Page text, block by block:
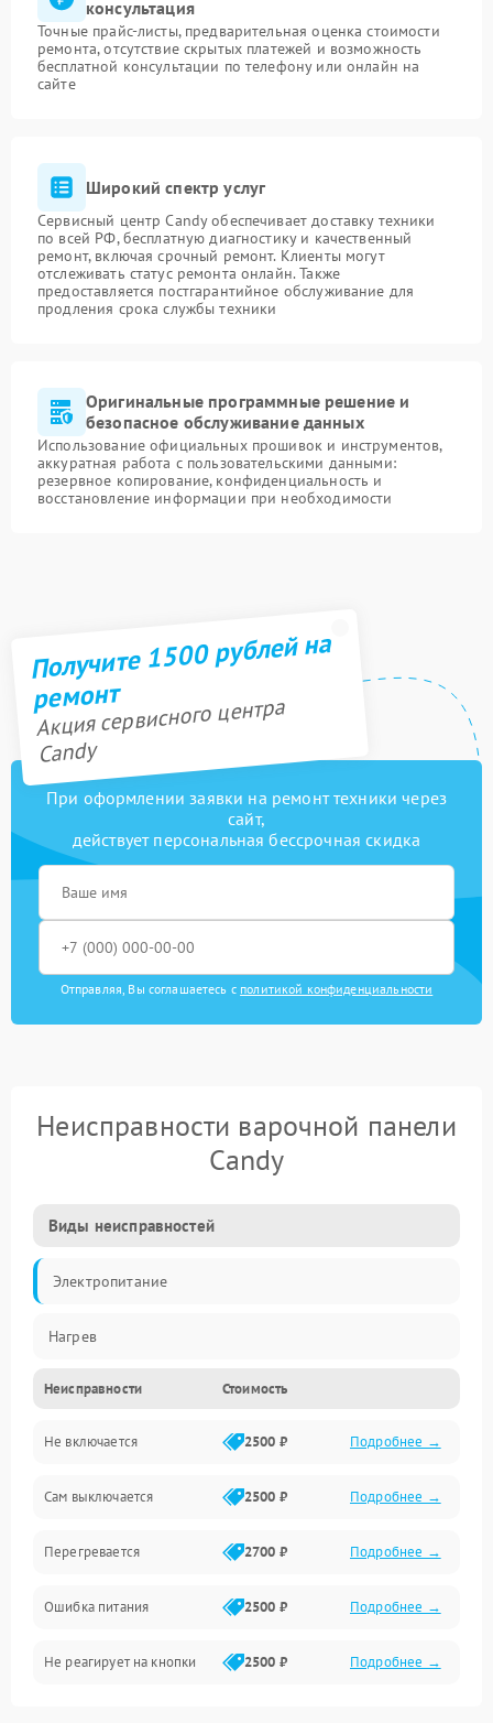
консультация
Точные прайс-листы, предварительная оценка стоимости
ремонта, отсутствие скрытых платежей и возможность
бесплатной консультации по телефону или онлайн на
сайте
Широкий спектр услуг
Сервисный центр Candy обеспечивает доставку техники
по всей РФ, бесплатную диагностику и качественный
ремонт, включая срочный ремонт. Клиенты могут
отслеживать статус ремонта онлайн. Также
предоставляется постгарантийное обслуживание для
продления срока службы техники
Оригинальные программные решение и
безопасное обслуживание данных
Использование официальных прошивок и инструментов,
аккуратная работа с пользовательскими данными:
резервное копирование, конфиденциальность и
восстановление информации при необходимости
Получите 1500 рублей на
ремонт
Акция сервисного центра
Candy
При оформлении заявки на ремонт техники через
сайт,
действует персональная бессрочная скидка
Отправляя, Вы соглашаетесь с политикой конфиденциальности
Неисправности варочной панели
Candy
Виды неисправностей
Электропитание
Нагрев
Неисправности Стоимость
Не включается 2500 ₽ Подробнее →
Сам выключается 2500 ₽ Подробнее →
Перегревается 2700 ₽ Подробнее →
Ошибка питания 2500 ₽ Подробнее →
Не реагирует на кнопки 2500 ₽ Подробнее →